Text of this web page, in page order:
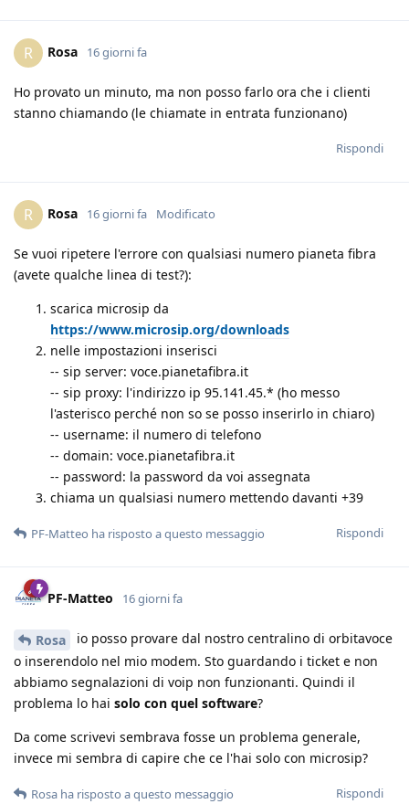
R Rosa 16 giorni fa
Ho provato un minuto, ma non posso farlo ora che i clienti
stanno chiamando (le chiamate in entrata funzionano)
Rispondi
R Rosa 16 giorni fa Modificato
Se vuoi ripetere l'errore con qualsiasi numero pianeta fibra
(avete qualche linea di test?):
scarica microsip da
https://www.microsip.org/downloads
nelle impostazioni inserisci
-- sip server: voce.pianetafibra.it
-- sip proxy: l'indirizzo ip 95.141.45.* (ho messo
l'asterisco perché non so se posso inserirlo in chiaro)
-- username: il numero di telefono
-- domain: voce.pianetafibra.it
-- password: la password da voi assegnata
chiama un qualsiasi numero mettendo davanti +39
Rispondi
PF-Matteo ha risposto a questo messaggio
PF-Matteo 16 giorni fa
Rosa
io posso provare dal nostro centralino di orbitavoce
o inserendolo nel mio modem. Sto guardando i ticket e non
abbiamo segnalazioni di voip non funzionanti. Quindi il
problema lo hai solo con quel software?
Da come scrivevi sembrava fosse un problema generale,
invece mi sembra di capire che ce l'hai solo con microsip?
Rispondi
Rosa ha risposto a questo messaggio